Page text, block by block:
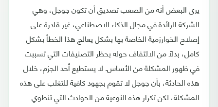
يرى البعض أنه من الصعب تصديق أن تكون جوجل، وهي
الشركة الرائدة في مجال الذكاء الاصطناعي، غير قادرة على
إصلاح الخوارزمية الخاصة بها بشكل يعالج هذا الخطأ بشكل
كامل، بدلًا من الالتفاف حوله بحظر التصنيفات التي تسببت
في ظهور المشكلة من الأساس. لا يستطيع أحد الجزم، خلال
هذه الحادثة، بأن جوجل لا تقوم بجهود كافية للتغلب على هذه
المشكلة، لكن تكرار هذه النوعية من الحوادث التي تنطوي